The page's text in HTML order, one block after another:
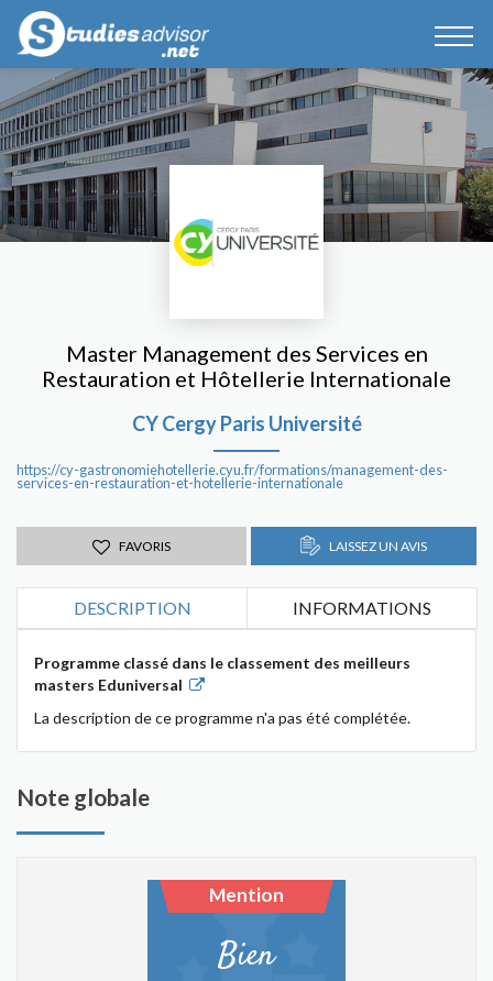
Master Management des Services en
Restauration et Hôtellerie Internationale
CY Cergy Paris Université
https://cy-gastronomiehotellerie.cyu.fr/formations/management-des-
services-en-restauration-et-hotellerie-internationale
FAVORIS LAISSEZ UN AVIS
DESCRIPTION INFORMATIONS
Programme classé dans le classement des meilleurs
masters Eduniversal
La description de ce programme n'a pas été complétée.
Note globale
Mention
Bien